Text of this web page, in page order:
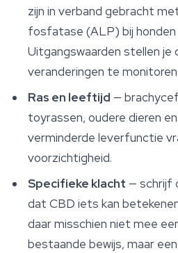
zijn in verband gebracht
fosfatase (ALP) bij honden
Uitgangswaarden stellen je
veranderingen te monitoren.
Ras en leeftijd —
toyrassen, oudere dieren
verminderde leverfunctie
voorzichtigheid.
Specifieke klacht — schrijf
dat CBD iets kan
daar misschien niet mee
bestaande bewijs, maar